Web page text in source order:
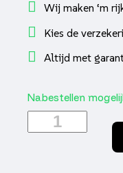
Wij maken ‘m
Kies de
Altijd met
Nabestellen
Sym
Orbit